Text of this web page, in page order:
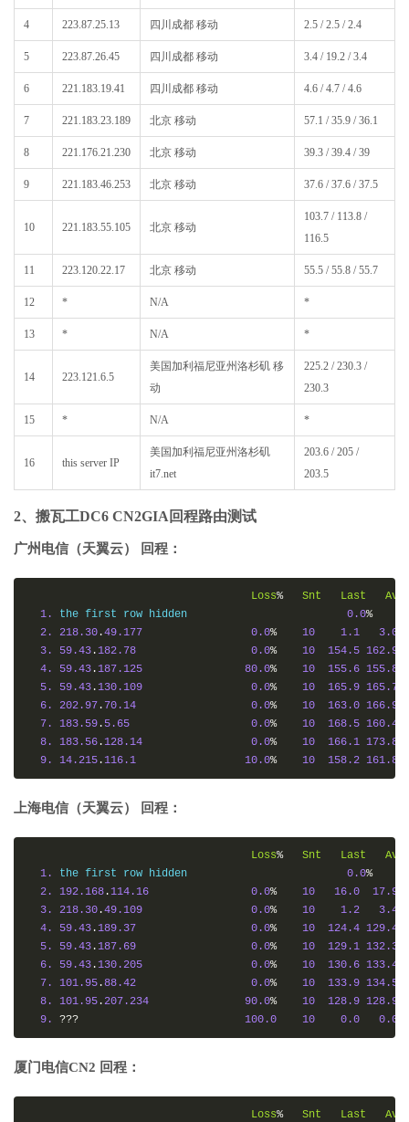
4 223.87.25.13 四川成都 移动 2.5 / 2.5 / 2.4
5 223.87.26.45 四川成都 移动 3.4 / 19.2 / 3.4
6 221.183.19.41 四川成都 移动 4.6 / 4.7 / 4.6
7 221.183.23.189 北京 移动 57.1 / 35.9 / 36.1
8 221.176.21.230 北京 移动 39.3 / 39.4 / 39
9 221.183.46.253 北京 移动 37.6 / 37.6 / 37.5
10 221.183.55.105 北京 移动
103.7 / 113.8 /
116.5
11 223.120.22.17 北京 移动 55.5 / 55.8 / 55.7
12 * N/A *
13 * N/A *
14 223.121.6.5
美国加利福尼亚州洛杉矶 移
动
225.2 / 230.3 /
230.3
15 * N/A *
16 this server IP
美国加利福尼亚州洛杉矶
it7.net
203.6 / 205 /
203.5
2、搬瓦工DC6 CN2GIA回程路由测试
广州电信（天翼云） 回程：
Loss% Snt Last
Avg
1.
the first row hidden 0.0%
2.
218.30 .49.177 0.0% 10 1.1
3.0
3.
59.43 . 182.78 0.0% 10 154.5 162.9
4.
59.43 . 187.125 80.0% 10 155.6 155.8
5.
59.43 . 130.109 0.0% 10 165.9 165.7
6.
202.97 . 70.14 0.0% 10 163.0 166.9
7.
183.59 . 5.65 0.0% 10 168.5 160.4
8.
183.56 . 128.14 0.0% 10 166.1 173.8
9.
14.215 . 116.1 10.0% 10 158.2 161.8
上海电信（天翼云） 回程：
Loss% Snt Last
Avg
1.
the first row hidden 0.0%
2.
192.168 . 114.16 0.0% 10 16.0
17.9
3.
218.30 .49.109 0.0% 10 1.2
3.4
4.
59.43 . 189.37 0.0% 10 124.4 129.4
5.
59.43 . 187.69 0.0% 10 129.1 132.3
6.
59.43 . 130.205 0.0% 10 130.6 133.4
7.
101.95 .88.42 0.0% 10 133.9 134.5
8.
101.95 .207.234 90.0% 10 128.9 128.9
9.
??? 100.0 10 0.0 0.0
厦门电信CN2 回程：
Loss% Snt Last
Avg